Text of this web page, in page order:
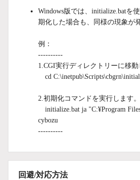
Windows版では、initialize.batを
期化した場合も、同様の現象が
例：
----------
1.CGI実行ディレクトリーに移動
cd
2.初期化コマンドを実行します。
initialize.bat ja "C:¥Program
cybozu
----------
回避/対応方法